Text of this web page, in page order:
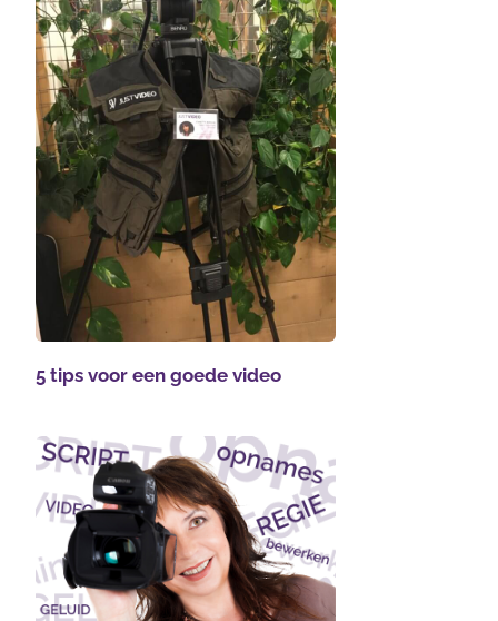
5 tips voor een goede video